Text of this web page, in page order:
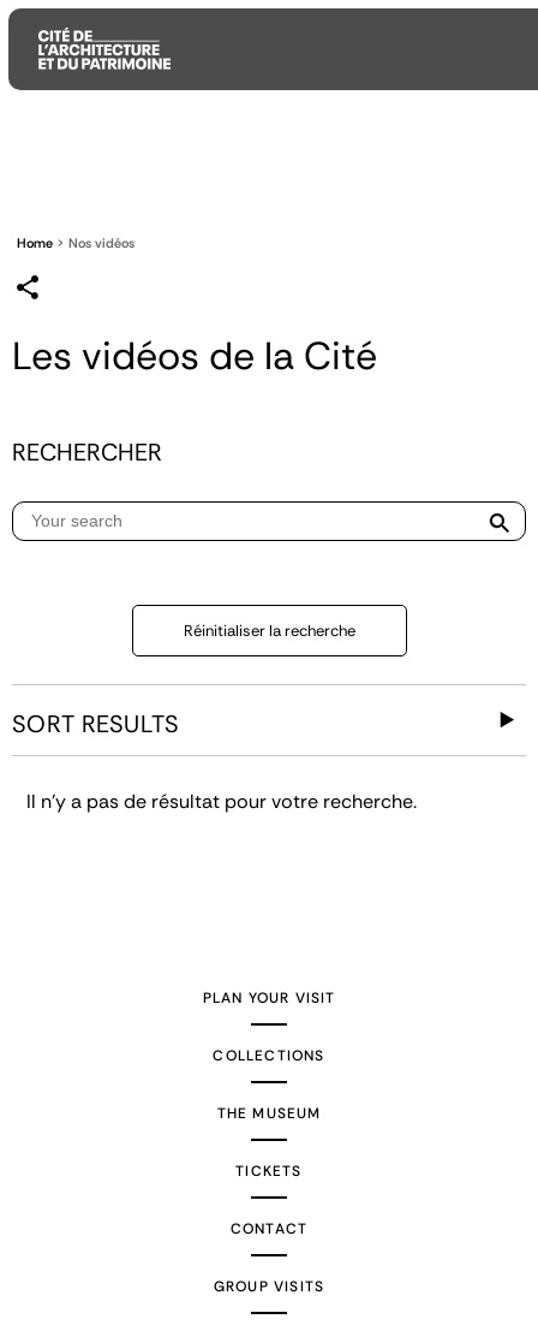
principal
principal
recherche
Home Nos vidéos
Les vidéos de la Cité
RECHERCHER
Réinitialiser la recherche
SORT RESULTS
Il n'y a pas de résultat pour votre recherche.
PLAN YOUR VISIT
COLLECTIONS
THE MUSEUM
TICKETS
CONTACT
GROUP VISITS